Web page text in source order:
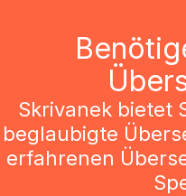
Skrivanek bietet
beglaubigte
erfahrenen